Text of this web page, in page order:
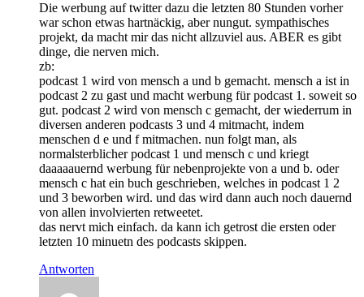
Die werbung auf twitter dazu die letzten 80 Stunden vorher
war schon etwas hartnäckig, aber nungut. sympathisches
projekt, da macht mir das nicht allzuviel aus. ABER es gibt
dinge, die nerven mich.
zb:
podcast 1 wird von mensch a und b gemacht. mensch a ist in
podcast 2 zu gast und macht werbung für podcast 1. soweit so
gut. podcast 2 wird von mensch c gemacht, der wiederrum in
diversen anderen podcasts 3 und 4 mitmacht, indem
menschen d e und f mitmachen. nun folgt man, als
normalsterblicher podcast 1 und mensch c und kriegt
daaaaauernd werbung für nebenprojekte von a und b. oder
mensch c hat ein buch geschrieben, welches in podcast 1 2
und 3 beworben wird. und das wird dann auch noch dauernd
von allen involvierten retweetet.
das nervt mich einfach. da kann ich getrost die ersten oder
letzten 10 minuetn des podcasts skippen.
Antworten